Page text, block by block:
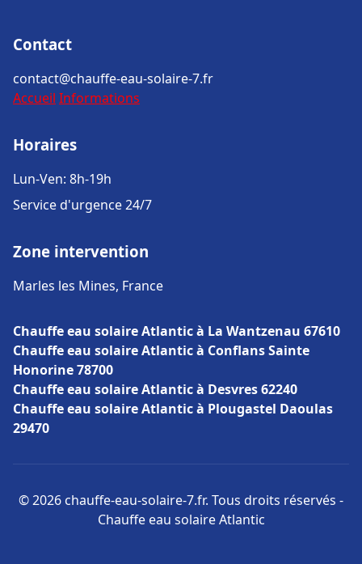
Contact
contact@chauffe-eau-solaire-7.fr
Accueil Informations
Horaires
Lun-Ven: 8h-19h
Service d'urgence 24/7
Zone intervention
Marles les Mines, France
Chauffe eau solaire Atlantic à La Wantzenau 67610
Chauffe eau solaire Atlantic à Conflans Sainte
Honorine 78700
Chauffe eau solaire Atlantic à Desvres 62240
Chauffe eau solaire Atlantic à Plougastel Daoulas
29470
© 2026 chauffe-eau-solaire-7.fr. Tous droits réservés -
Chauffe eau solaire Atlantic